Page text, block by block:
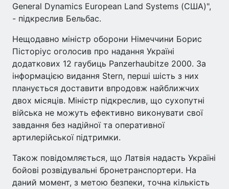
General Dynamics European Land Systems (США)",
- підкреслив Бельбас.
Нещодавно міністр оборони Німеччини Борис
Пісторіус оголосив про надання Україні
додаткових 12 гаубиць Panzerhaubitze 2000. За
інформацією видання Stern, перші шість з них
планується доставити впродовж найближчих
двох місяців. Міністр підкреслив, що сухопутні
війська не можуть ефективно виконувати свої
завдання без надійної та оперативної
артилерійської підтримки.
Також повідомляється, що Латвія надасть Україні
бойові розвідувальні бронетранспортери. На
даний момент, з метою безпеки, точна кількість